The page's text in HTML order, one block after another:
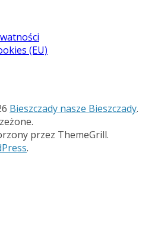
(EU)
Bieszczady nasze Bieszczady.
przez ThemeGrill.
.